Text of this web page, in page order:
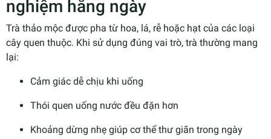
nghiệm hằng ngày
Trà thảo mộc được pha từ hoa, lá, rễ hoặc hạt của các loại
cây quen thuộc. Khi sử dụng đúng vai trò, trà thường mang
lại:
Cảm giác dễ chịu khi uống
Thói quen uống nước đều đặn hơn
Khoảng dừng nhẹ giúp cơ thể thư giãn trong ngày